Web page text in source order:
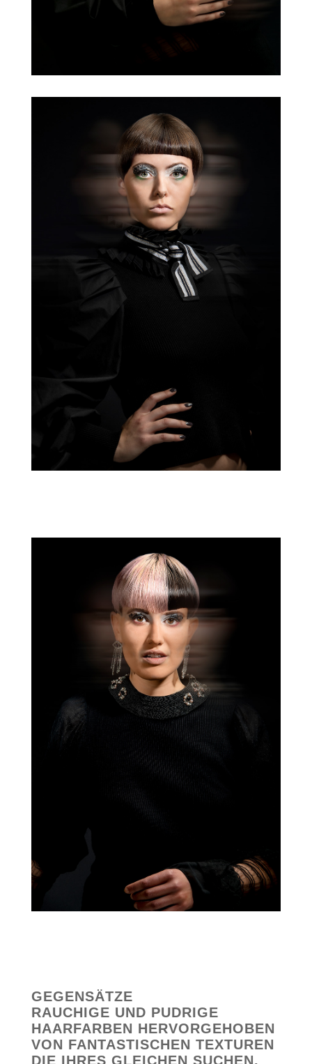
GEGENSÄTZE
RAUCHIGE UND PUDRIGE
HAARFARBEN HERVORGEHOBEN
VON FANTASTISCHEN TEXTUREN
DIE IHRES GLEICHEN SUCHEN.